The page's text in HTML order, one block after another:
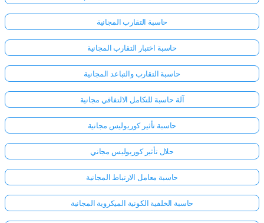
حاسبة التقارب المجانية
حاسبة اختبار التقارب المجانية
حاسبة التقارب والتباعد المجانية
آلة حاسبة للتكامل الالتفافي مجانية
حاسبة تأثير كوريوليس مجانية
حلال تأثير كوريوليس مجاني
حاسبة معامل الارتباط المجانية
حاسبة الخلفية الكونية الميكروية المجانية